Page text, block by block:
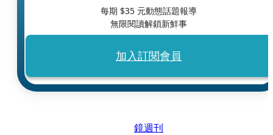
每期 $35 元動態話題報導
無限閱讀解鎖新鮮事
加入訂閱會員
鏡週刊